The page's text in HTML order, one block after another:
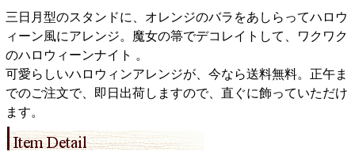
三日月型のスタンドに、オレンジのバラをあしらってハロウ
ィーン風にアレンジ。魔女の箒でデコレイトして、ワクワク
のハロウィーンナイト 。
可愛らしいハロウィンアレンジが、今なら送料無料。正午ま
でのご注文で、即日出荷しますので、直ぐに飾っていただけ
ます。